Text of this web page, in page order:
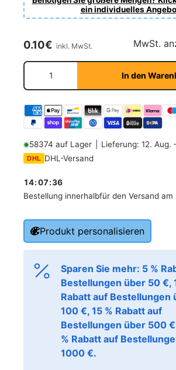
ein individuelles
Normaler Preis
0.10€ inkl. MwSt. MwSt.
Anzahl
In den
58374 auf Lager Lieferung: 12. Aug.
DHL DHL-Versand
Bestellung innerhalb
14:07:36
für den Versand am
Produkt personalisieren
Sparen Sie mehr: 5 %
Bestellungen über 50 €,
Rabatt auf Bestellungen
100 €, 15 % Rabatt auf
Bestellungen über 500
% Rabatt auf
1000 €.